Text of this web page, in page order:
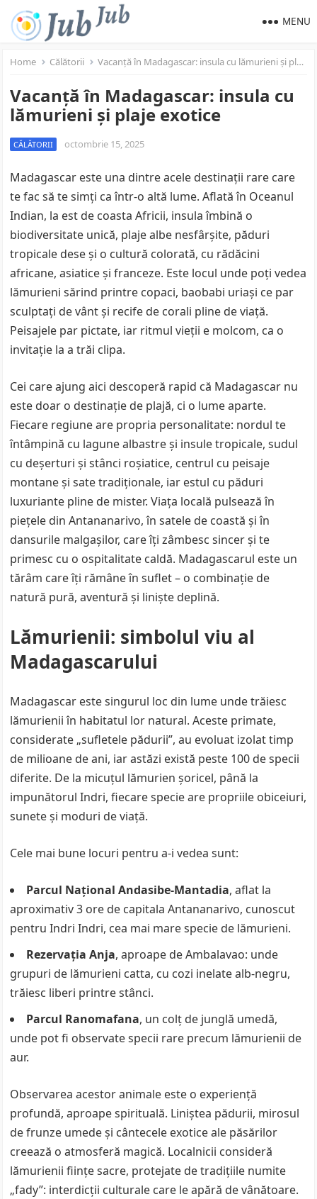
MENU
Home Călătorii Vacanță în Madagascar: insula cu lămurieni și plaje exotice
Vacanță în Madagascar: insula cu
lămurieni și plaje exotice
CĂLĂTORII octombrie 15, 2025
Madagascar este una dintre acele destinații rare care
te fac să te simți ca într-o altă lume. Aflată în Oceanul
Indian, la est de coasta Africii, insula îmbină o
biodiversitate unică, plaje albe nesfârșite, păduri
tropicale dese și o cultură colorată, cu rădăcini
africane, asiatice și franceze. Este locul unde poți vedea
lămurieni sărind printre copaci, baobabi uriași ce par
sculptați de vânt și recife de corali pline de viață.
Peisajele par pictate, iar ritmul vieții e molcom, ca o
invitație la a trăi clipa.
Cei care ajung aici descoperă rapid că Madagascar nu
este doar o destinație de plajă, ci o lume aparte.
Fiecare regiune are propria personalitate: nordul te
întâmpină cu lagune albastre și insule tropicale, sudul
cu deșerturi și stânci roșiatice, centrul cu peisaje
montane și sate tradiționale, iar estul cu păduri
luxuriante pline de mister. Viața locală pulsează în
piețele din Antananarivo, în satele de coastă și în
dansurile malgașilor, care îți zâmbesc sincer și te
primesc cu o ospitalitate caldă. Madagascarul este un
tărâm care îți rămâne în suflet – o combinație de
natură pură, aventură și liniște deplină.
Lămurienii: simbolul viu al
Madagascarului
Madagascar este singurul loc din lume unde trăiesc
lămurienii în habitatul lor natural. Aceste primate,
considerate „sufletele pădurii”, au evoluat izolat timp
de milioane de ani, iar astăzi există peste 100 de specii
diferite. De la micuțul lămurien șoricel, până la
impunătorul Indri, fiecare specie are propriile obiceiuri,
sunete și moduri de viață.
Cele mai bune locuri pentru a-i vedea sunt:
Parcul Național Andasibe-Mantadia, aflat la
aproximativ 3 ore de capitala Antananarivo, cunoscut
pentru Indri Indri, cea mai mare specie de lămurieni.
Rezervația Anja, aproape de Ambalavao: unde
grupuri de lămurieni catta, cu cozi inelate alb-negru,
trăiesc liberi printre stânci.
Parcul Ranomafana, un colț de junglă umedă,
unde pot fi observate specii rare precum lămurienii de
aur.
Observarea acestor animale este o experiență
profundă, aproape spirituală. Liniștea pădurii, mirosul
de frunze umede și cântecele exotice ale păsărilor
creează o atmosferă magică. Localnicii consideră
lămurienii ființe sacre, protejate de tradițiile numite
„fady”: interdicții culturale care le apără de vânătoare.